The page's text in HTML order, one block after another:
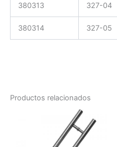
380313 327-04
380314 327-05
Productos relacionados